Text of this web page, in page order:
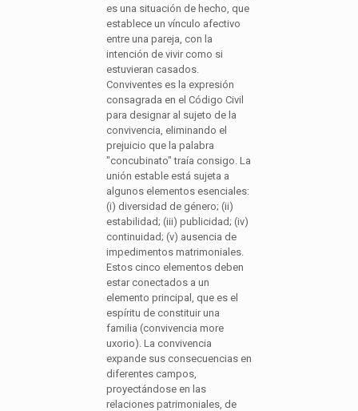
es una situación de hecho, que
establece un vínculo afectivo
entre una pareja, con la
intención de vivir como si
estuvieran casados.
Conviventes es la expresión
consagrada en el Código Civil
para designar al sujeto de la
convivencia, eliminando el
prejuicio que la palabra
"concubinato" traía consigo. La
unión estable está sujeta a
algunos elementos esenciales:
(i) diversidad de género; (ii)
estabilidad; (iii) publicidad; (iv)
continuidad; (v) ausencia de
impedimentos matrimoniales.
Estos cinco elementos deben
estar conectados a un
elemento principal, que es el
espíritu de constituir una
familia (convivencia more
uxorio). La convivencia
expande sus consecuencias en
diferentes campos,
proyectándose en las
relaciones patrimoniales, de